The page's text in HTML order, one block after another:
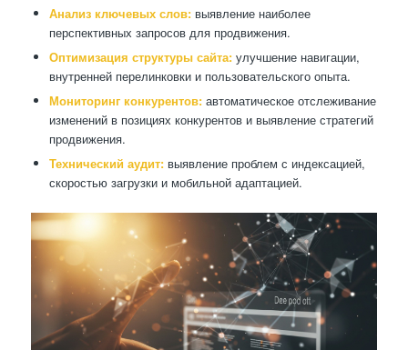
Анализ ключевых слов:выявление наиболее
перспективных запросов для продвижения.
Оптимизация структуры сайта:улучшение навигации,
внутренней перелинковки и пользовательского опыта.
Мониторинг конкурентов:автоматическое отслеживание
изменений в позициях конкурентов и выявление стратегий
продвижения.
Технический аудит:выявление проблем с индексацией,
скоростью загрузки и мобильной адаптацией.